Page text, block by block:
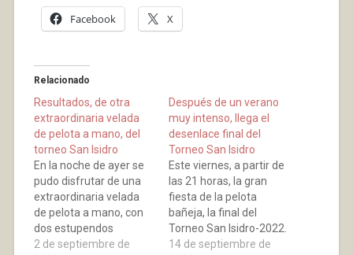
Facebook X
Relacionado
Resultados, de otra
extraordinaria velada
de pelota a mano, del
torneo San Isidro
En la noche de ayer se
pudo disfrutar de una
extraordinaria velada
de pelota a mano, con
dos estupendos
partidos. El primero, los
2 de septiembre de
Después de un verano
muy intenso, llega el
desenlace final del
Torneo San Isidro
Este viernes, a partir de
las 21 horas, la gran
fiesta de la pelota
bañeja, la final del
Torneo San Isidro-2022.
Una velada nocturna en
14 de septiembre de